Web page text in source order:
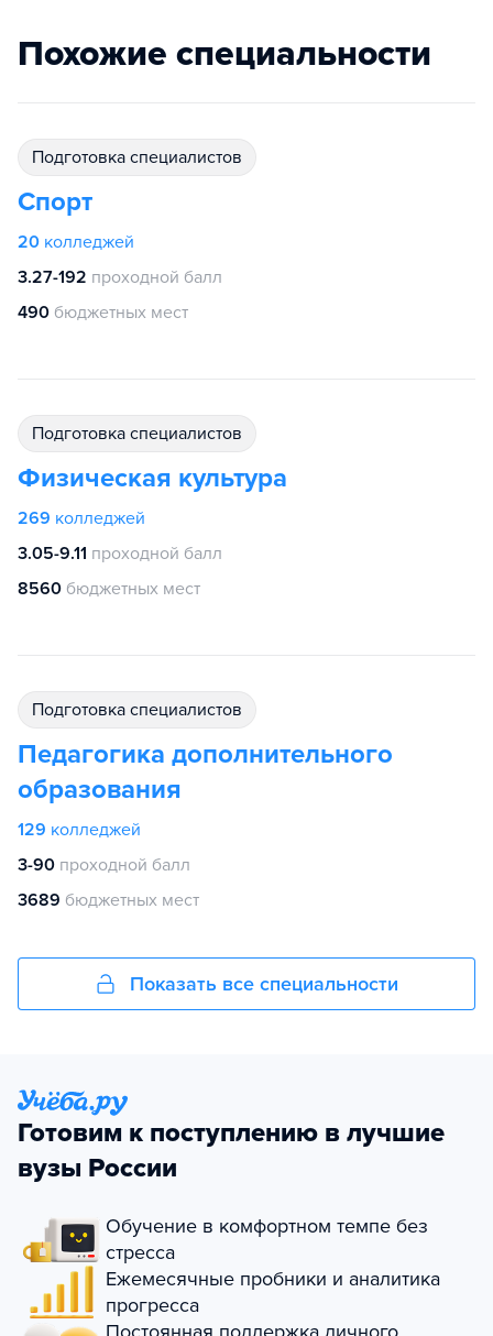
Похожие специальности
подготовка специалистов
Спорт
20 колледжей
3.27-192 проходной балл
490 бюджетных мест
подготовка специалистов
Физическая культура
269 колледжей
3.05-9.11 проходной балл
8560 бюджетных мест
подготовка специалистов
Педагогика дополнительного
образования
129 колледжей
3-90 проходной балл
3689 бюджетных мест
Показать все специальности
Готовим к поступлению в лучшие
вузы России
Обучение в комфортном темпе без
стресса
Ежемесячные пробники и аналитика
прогресса